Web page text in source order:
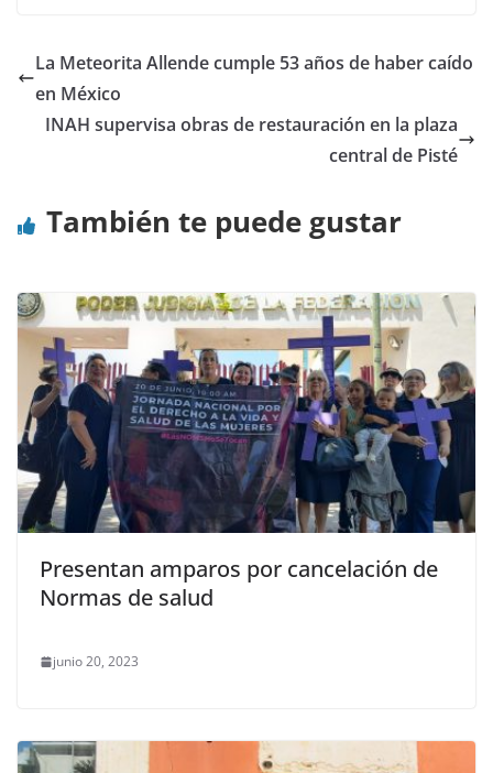
La Meteorita Allende cumple 53 años de haber caído
en México
INAH supervisa obras de restauración en la plaza
central de Pisté
También te puede gustar
Presentan amparos por cancelación de
Normas de salud
junio 20, 2023